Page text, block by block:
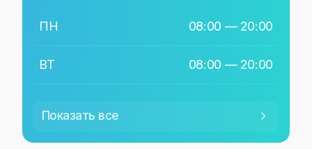
ПН 08:00 — 20:00
ВТ 08:00 — 20:00
ЧТ 08:00—20:00
Показать все